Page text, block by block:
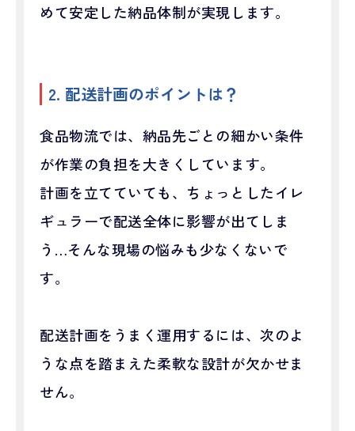
めて安定した納品体制が実現します。
2. 配送計画のポイントは？
食品物流では、納品先ごとの細かい条件
が作業の負担を大きくしています。
計画を立てていても、ちょっとしたイレ
ギュラーで配送全体に影響が出てしま
う…そんな現場の悩みも少なくないで
す。
配送計画をうまく運用するには、次のよ
うな点を踏まえた柔軟な設計が欠かせま
せん。